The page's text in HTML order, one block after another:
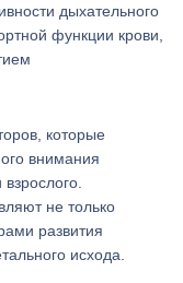
дыхательного
функции крови,
которые
внимания
не только
развития
исхода.